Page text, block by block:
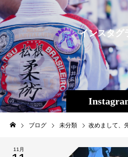
インスタグ
ブログ 未分類 改めまして、先週の土曜日はVTJ2021メインイベントにて平良達郎（Theパラエストラ沖縄/INSPRIT）が1Rパンチを効かせた後にバックチョーク一本勝ちでした！７月に沖縄県勢として初めて修斗世界チャンピオンに輝き、初試合が【VTJ2021】歴史ある大会のメインイベントにて南米チリの国内チャンピオンという未知の強豪でしたが、これを一蹴。これでアマチュア修斗10戦10勝、プロ修斗10戦10勝（3KO・５S）（15歳でTheパラエストラ沖縄に入門し、柔術、アマキック、プロキックも勝利、負け無しの格闘技完全無敗）となりました。手前味噌ながら達郎がこれまで試合で劣勢になったり、耐え抜いた上、競い勝つといった内容は無く、これまでの試合全て
11月